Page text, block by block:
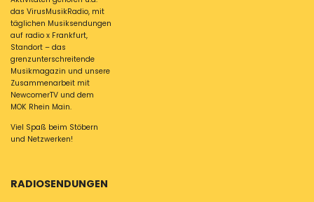
das VirusMusikRadio, mit
täglichen Musiksendungen
auf radio x Frankfurt,
Standort – das
grenzunterschreitende
Musikmagazin und unsere
Zusammenarbeit mit
NewcomerTV und dem
MOK Rhein Main.
Viel Spaß beim Stöbern
und Netzwerken!
RADIOSENDUNGEN